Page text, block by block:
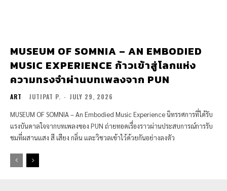
MUSEUM OF SOMNIA – AN EMBODIED
MUSIC EXPERIENCE ก้าวเข้าสู่โลกแห่ง
ความทรงจำผ่านบทเพลงจาก PUN
ART JUTIPAT P. - JULY 29, 2026
MUSEUM OF SOMNIA – An Embodied Music Experience นิทรรศการที่ได้รับ
แรงบันดาลใจจากบทเพลงของ PUN ถ่ายทอดเรื่องราวผ่านประสบการณ์การรับ
ชมที่ผสานแสง สี เสียง กลิ่น และวิชวลเข้าไว้ด้วยกันอย่างลงตัว